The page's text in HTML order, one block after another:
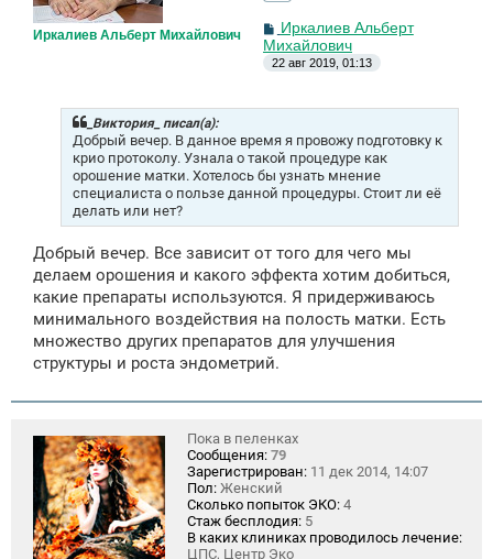
Иркалиев Альберт Михайлович
С
о
о
б
е
Иркалиев Альберт
Михайлович
22 авг 2019, 01:13
_Виктория_ писал(а):
Добрый вечер. В данное время я провожу подготовку к
крио протоколу. Узнала о такой процедуре как
орошение матки. Хотелось бы узнать мнение
специалиста о пользе данной процедуры. Стоит ли её
делать или нет?
Добрый вечер. Все зависит от того для чего мы
делаем орошения и какого эффекта хотим добиться,
какие препараты используются. Я придерживаюсь
минимального воздействия на полость матки. Есть
множество других препаратов для улучшения
структуры и роста эндометрий.
Пока в пеленках
Сообщения: 79
Зарегистрирован: 11 дек 2014, 14:07
Пол: Женский
Сколько попыток ЭКО: 4
Стаж бесплодия: 5
В каких клиниках проводилось лечение:
ЦПС, Центр Эко